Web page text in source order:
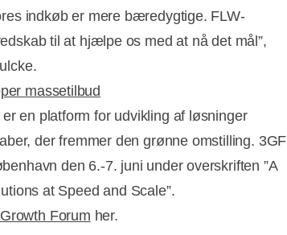
indkøb er mere bæredygtige. FLW-
til at hjælpe os med at nå det mål”,
massetilbud
en platform for udvikling af løsninger
der fremmer den grønne omstilling. 3GF
den 6.-7. juni under overskriften ”A
at Speed and Scale”.
Forum her.